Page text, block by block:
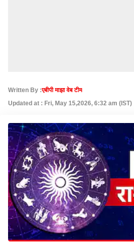
Written By :एबीपी माझा वेब टीम
Updated at : Fri, May 15,2026, 6:32 am (IST)